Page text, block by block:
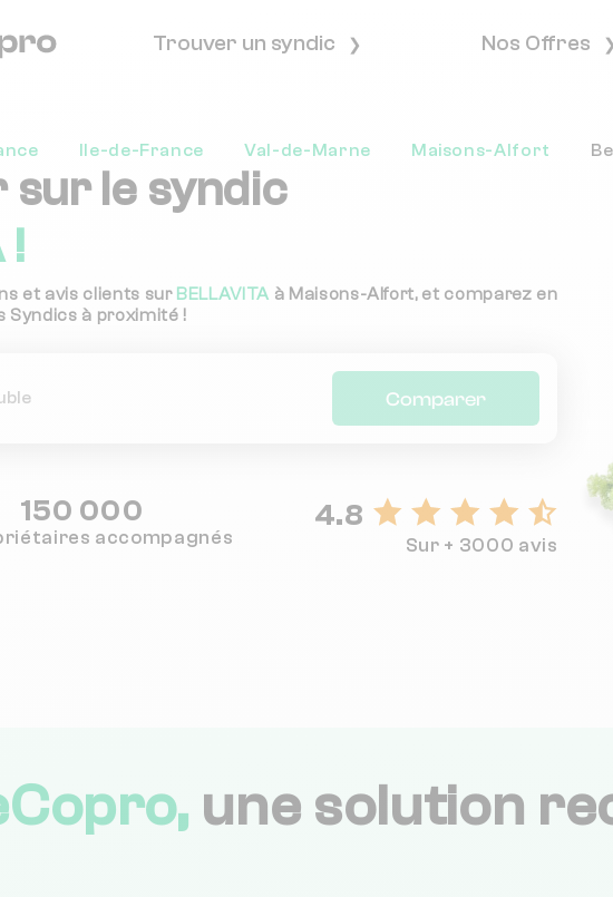
Trouver un syndic Nos Offres
Ile-de-France Val-de-Marne Maisons-Alfort
sur le syndic
!
et avis clients sur BELLAVITA à Maisons-Alfort, et comparez en
Syndics à proximité !
Comparer
150 000
accompagnés
4.8
Sur + 3000 avis
une solution